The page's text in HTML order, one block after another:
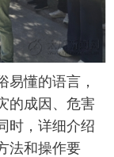
懂的语言，
的成因、危害
时，详细介绍
法和操作要